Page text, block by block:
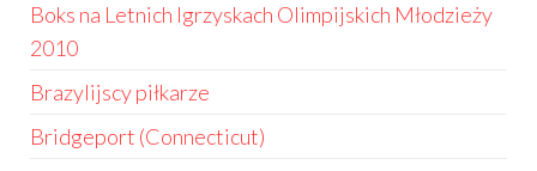
Boks na Letnich Igrzyskach Olimpijskich Młodzieży
2010
Brazylijscy piłkarze
Bridgeport (Connecticut)